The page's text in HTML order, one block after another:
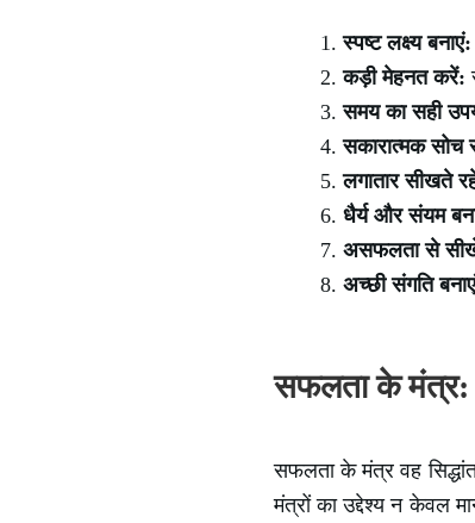
स्पष्ट लक्ष्य बनाएं:
कड़ी मेहनत करें:
समय का सही
सकारात्मक सोच
लगातार सीखते
धैर्य और संयम
असफलता से
अच्छी संगति
सफलता के मंत्र:
सफलता के मंत्र वह
मंत्रों का उद्देश्य न केवल